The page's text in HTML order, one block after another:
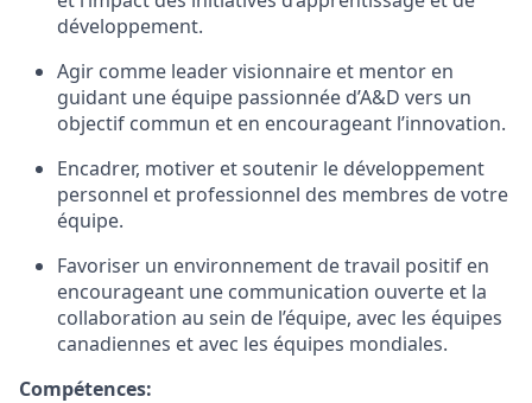
développement.
Agir comme leader visionnaire et mentor en
guidant une équipe passionnée d’A&D vers un
objectif commun et en encourageant l’innovation.
Encadrer, motiver et soutenir le développement
personnel et professionnel des membres de votre
équipe.
Favoriser un environnement de travail positif en
encourageant une communication ouverte et la
collaboration au sein de l’équipe, avec les équipes
canadiennes et avec les équipes mondiales.
Compétences: